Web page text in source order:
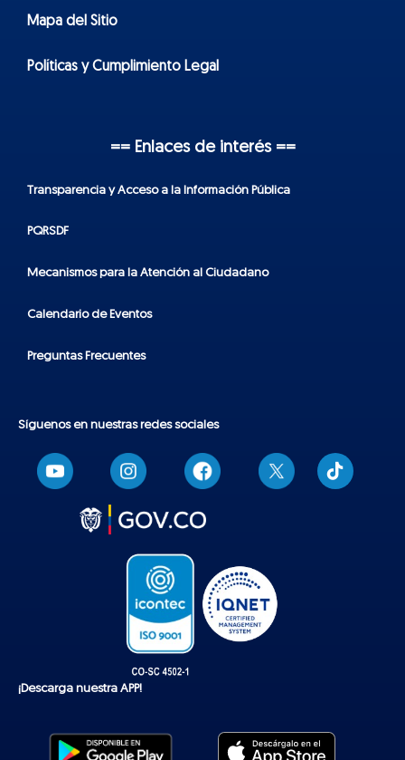
Mapa del Sitio
Políticas y Cumplimiento Legal
== Enlaces de interés ==
Transparencia y Acceso a la Información Pública
PQRSDF
Mecanismos para la Atención al Ciudadano
Calendario de Eventos
Preguntas Frecuentes
Síguenos en nuestras redes sociales
T
i
k
¡Descarga nuestra APP!